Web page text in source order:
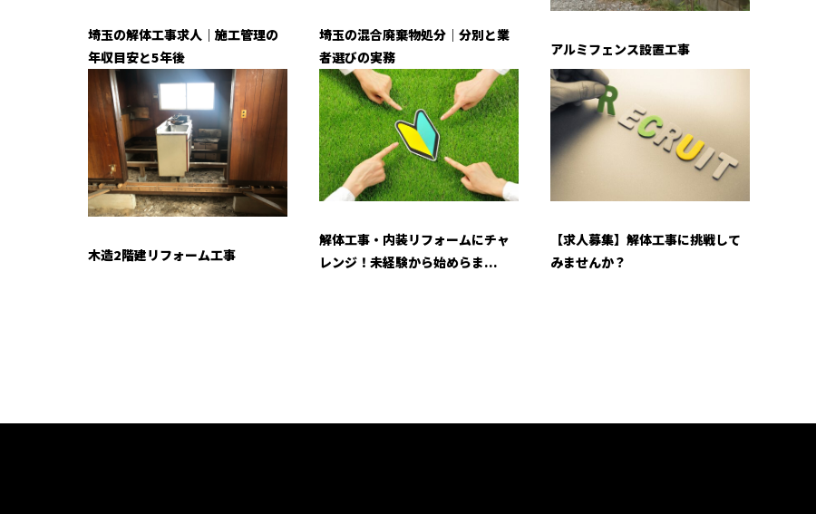
埼玉の解体工事求人｜施工管理の
年収目安と5年後
埼玉の混合廃棄物処分｜分別と業
者選びの実務
アルミフェンス設置工事
木造2階建リフォーム工事
解体工事・内装リフォームにチャ
レンジ！未経験から始めらま...
【求人募集】解体工事に挑戦して
みませんか？